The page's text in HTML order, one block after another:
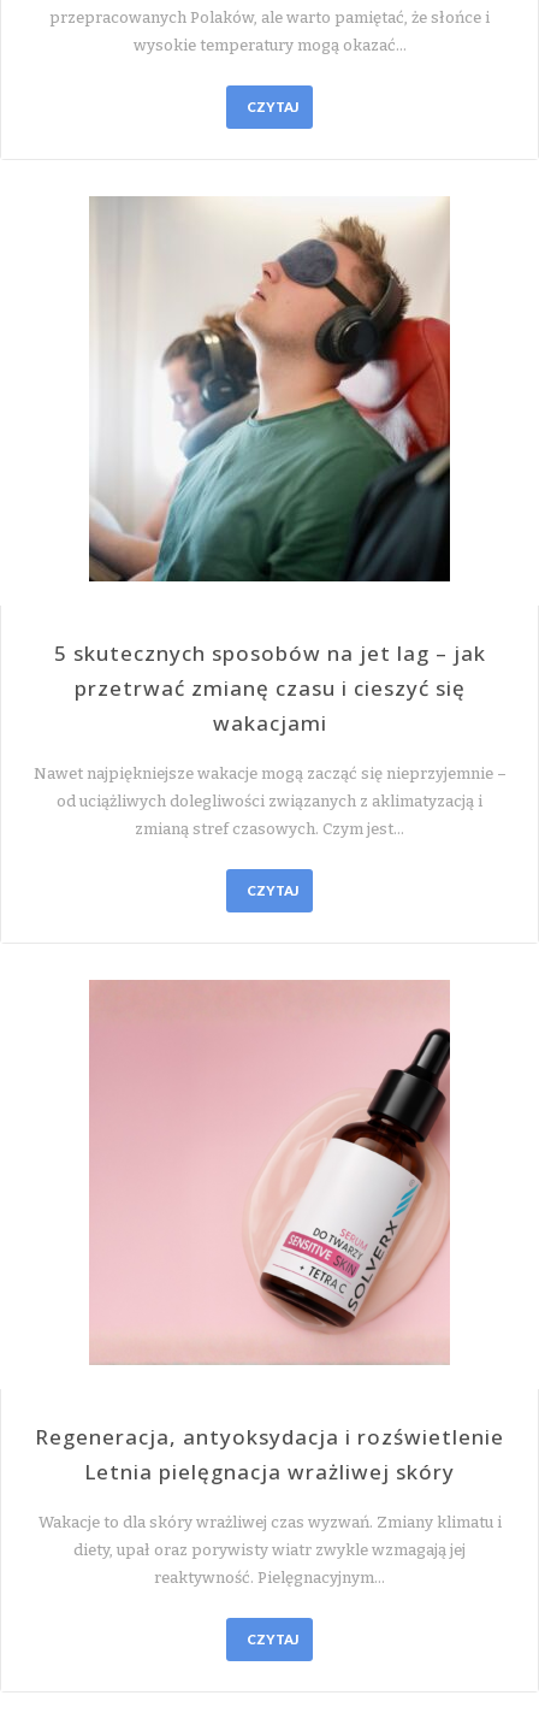
przepracowanych Polaków, ale warto pamiętać, że słońce i
wysokie temperatury mogą okazać…
CZYTAJ
5 skutecznych sposobów na jet lag – jak
przetrwać zmianę czasu i cieszyć się
wakacjami
Nawet najpiękniejsze wakacje mogą zacząć się nieprzyjemnie –
od uciążliwych dolegliwości związanych z aklimatyzacją i
zmianą stref czasowych. Czym jest…
CZYTAJ
Regeneracja, antyoksydacja i rozświetlenie
Letnia pielęgnacja wrażliwej skóry
Wakacje to dla skóry wrażliwej czas wyzwań. Zmiany klimatu i
diety, upał oraz porywisty wiatr zwykle wzmagają jej
reaktywność. Pielęgnacyjnym…
CZYTAJ